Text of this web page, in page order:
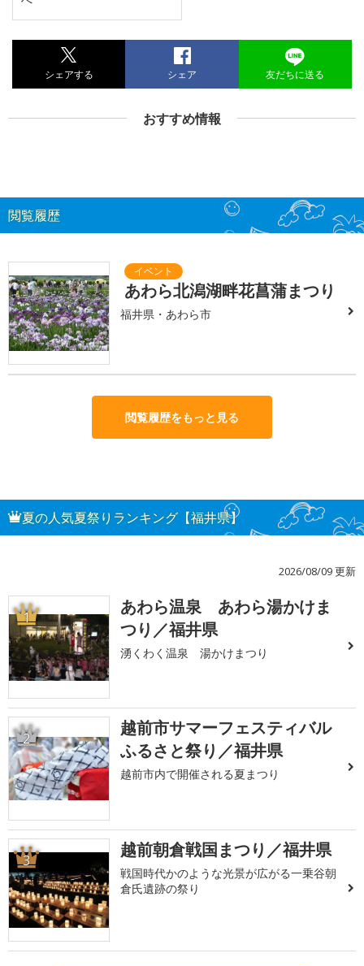
シェアする シェア 友だちに送る
おすすめ情報
閲覧履歴
あわら北潟湖畔花菖蒲まつり
福井県・あわら市
閲覧履歴をもっと見る
夏の人気夏祭りランキング【福井県】
2026/08/09 更新
1
あわら温泉 あわら湯かけま
つり／福井県
湧くわく温泉 湯かけまつり
2
越前市サマーフェスティバル
ふるさと祭り／福井県
越前市内で開催される夏まつり
3 越前朝倉戦国まつり／福井県
戦国時代かのような光景が広がる一乗谷朝
倉氏遺跡の祭り